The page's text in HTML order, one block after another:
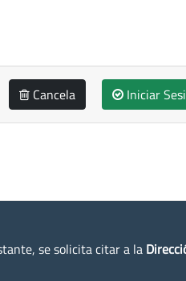
Cancela Iniciar
se solicita citar a la